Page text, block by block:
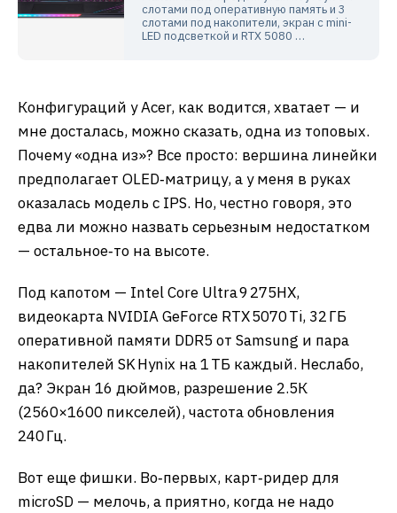
слотами под оперативную память и 3
слотами под накопители, экран с mini-
LED подсветкой и RTX 5080 …
Конфигураций у Acer, как водится, хватает — и
мне досталась, можно сказать, одна из топовых.
Почему «одна из»? Все просто: вершина линейки
предполагает OLED‑матрицу, а у меня в руках
оказалась модель с IPS. Но, честно говоря, это
едва ли можно назвать серьезным недостатком
— остальное‑то на высоте.
Под капотом — Intel Core Ultra 9 275HX,
видеокарта NVIDIA GeForce RTX 5070 Ti, 32 ГБ
оперативной памяти DDR5 от Samsung и пара
накопителей SK Hynix на 1 ТБ каждый. Неслабо,
да? Экран 16 дюймов, разрешение 2.5К
(2560×1600 пикселей), частота обновления
240 Гц.
Вот еще фишки. Во‑первых, карт‑ридер для
microSD — мелочь, а приятно, когда не надо